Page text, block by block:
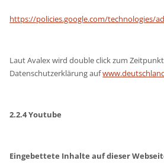
https://policies.google.com/technologies/
Laut Avalex wird double click zum
Datenschutzerklärung auf
2.2.4 Youtube
Eingebettete Inhalte auf dieser